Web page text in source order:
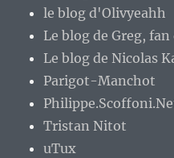
le blog d'Olivyeahh
Le blog de Greg,
Le blog de Nicolas
Parigot-Manchot
Tristan Nitot
uTux